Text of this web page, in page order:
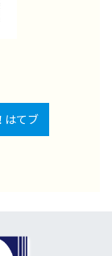
はてブ